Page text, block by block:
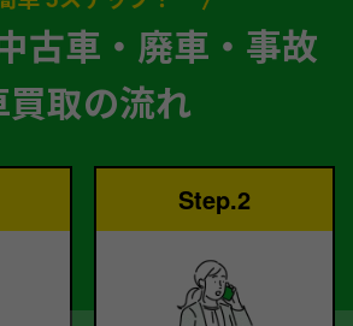
古車・廃車・事故
買取の流れ
Step.2